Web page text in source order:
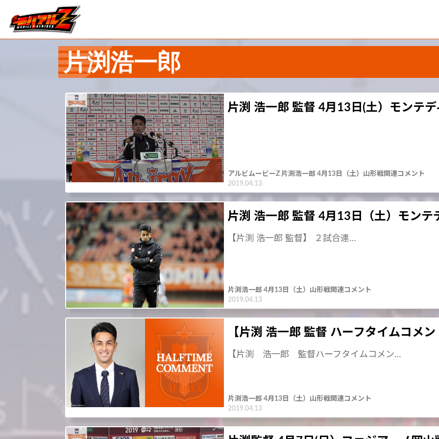
片渕浩一郎
片渕 浩一郎 監督 4月13日(土）モンテ
アルビムービーZ 片渕浩一郎 4月13日（土）山形戦関連コメント
2019.04.13
片渕 浩一郎 監督 4月13日（土）モンテ
【片渕 浩一郎 監督】 ２試合連…
片渕浩一郎 4月13日（土）山形戦関連コメント
2019.04.13
【片渕 浩一郎 監督 ハーフタイムコメン
【片渕 浩一郎 監督ハーフタイムコメン…
片渕浩一郎 4月13日（土）山形戦関連コメント
2019.04.13